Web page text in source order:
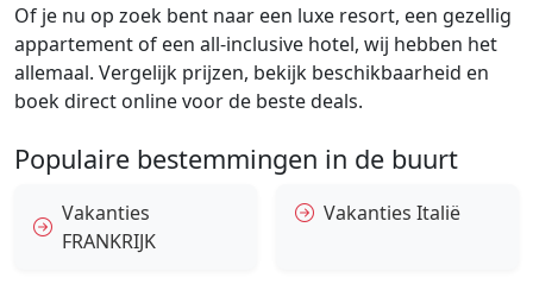
Of je nu op zoek bent naar een luxe resort, een gezellig
appartement of een all-inclusive hotel, wij hebben het
allemaal. Vergelijk prijzen, bekijk beschikbaarheid en
boek direct online voor de beste deals.
Populaire bestemmingen in de buurt
Vakanties
FRANKRIJK
Vakanties Italië